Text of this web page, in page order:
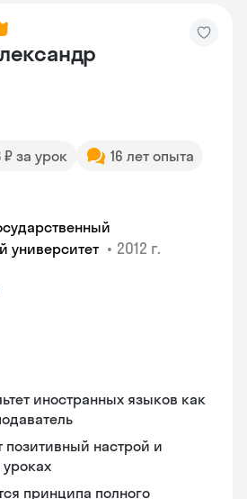
₽ за урок
16 лет опыта
университет • 2012 г.
иностранных языков как
настрой и
принципа полного